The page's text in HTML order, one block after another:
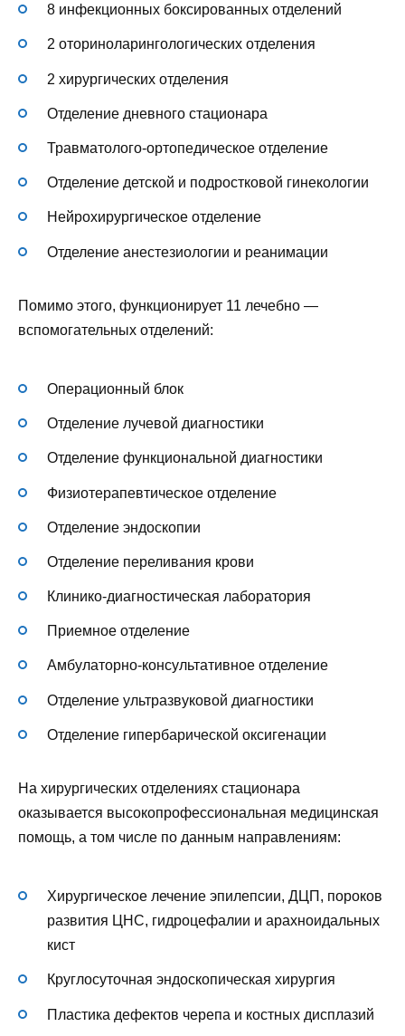
8 инфекционных боксированных отделений
2 оториноларингологических отделения
2 хирургических отделения
Отделение дневного стационара
Травматолого-ортопедическое отделение
Отделение детской и подростковой гинекологии
Нейрохирургическое отделение
Отделение анестезиологии и реанимации
Помимо этого, функционирует 11 лечебно —
вспомогательных отделений:
Операционный блок
Отделение лучевой диагностики
Отделение функциональной диагностики
Физиотерапевтическое отделение
Отделение эндоскопии
Отделение переливания крови
Клинико-диагностическая лаборатория
Приемное отделение
Амбулаторно-консультативное отделение
Отделение ультразвуковой диагностики
Отделение гипербарической оксигенации
На хирургических отделениях стационара
оказывается высокопрофессиональная медицинская
помощь, а том числе по данным направлениям:
Хирургическое лечение эпилепсии, ДЦП, пороков
развития ЦНС, гидроцефалии и арахноидальных
кист
Круглосуточная эндоскопическая хирургия
Пластика дефектов черепа и костных дисплазий